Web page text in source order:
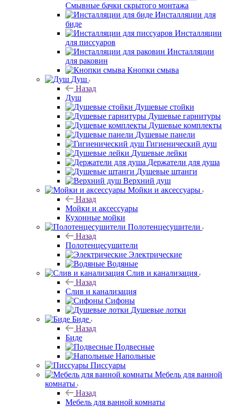
Смывные бачки скрытого монтажа
Инсталляции для
биде
Инсталляции
для писсуаров
Инсталляции
для раковин
Кнопки смыва
Душ
Назад
Душ
Душевые стойки
Душевые гарнитуры
Душевые комплекты
Душевые панели
Гигиенический душ
Душевые лейки
Держатели для душа
Душевые штанги
Верхний душ
Мойки и аксессуары
Назад
Мойки и аксессуары
Кухонные мойки
Полотенцесушители
Назад
Полотенцесушители
Электрические
Водяные
Слив и канализация
Назад
Слив и канализация
Сифоны
Душевые лотки
Биде
Назад
Биде
Подвесные
Напольные
Писсуары
Мебель для ванной
комнаты
Назад
Мебель для ванной комнаты